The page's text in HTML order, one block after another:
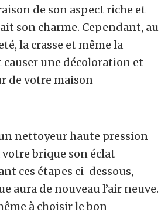
de son aspect riche et
son charme. Cependant, au
la crasse et même la
une décoloration et
de votre maison
nettoyeur haute pression
brique son éclat
ces étapes ci-dessous,
aura de nouveau l’air neuve.
à choisir le bon